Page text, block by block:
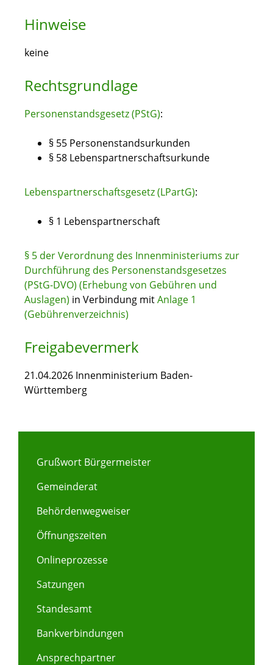
Hinweise
keine
Rechtsgrundlage
Personenstandsgesetz (PStG):
§ 55 Personenstandsurkunden
§ 58 Lebenspartnerschaftsurkunde
Lebenspartnerschaftsgesetz (LPartG):
§ 1 Lebenspartnerschaft
§ 5 der Verordnung des Innenministeriums zur
Durchführung des Personenstandsgesetzes
(PStG-DVO) (Erhebung von Gebühren und
Auslagen) in Verbindung mitAnlage 1
(Gebührenverzeichnis)
Freigabevermerk
21.04.2026 Innenministerium Baden-
Württemberg
Grußwort Bürgermeister
Gemeinderat
Behördenwegweiser
Öffnungszeiten
Onlineprozesse
Satzungen
Standesamt
Bankverbindungen
Ansprechpartner